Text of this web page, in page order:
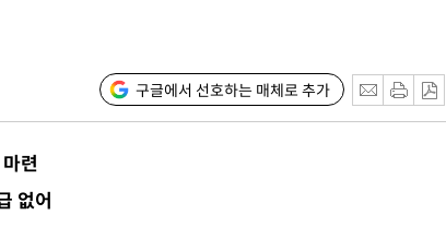
9곳
대
구글에서 선호하는 매체로 추가
련
없어